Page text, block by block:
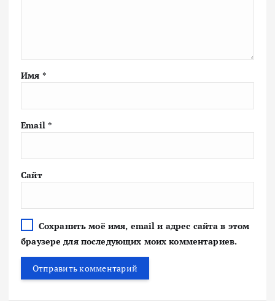
Имя *
Email *
Сайт
Сохранить моё имя, email и адрес сайта в этом
браузере для последующих моих комментариев.